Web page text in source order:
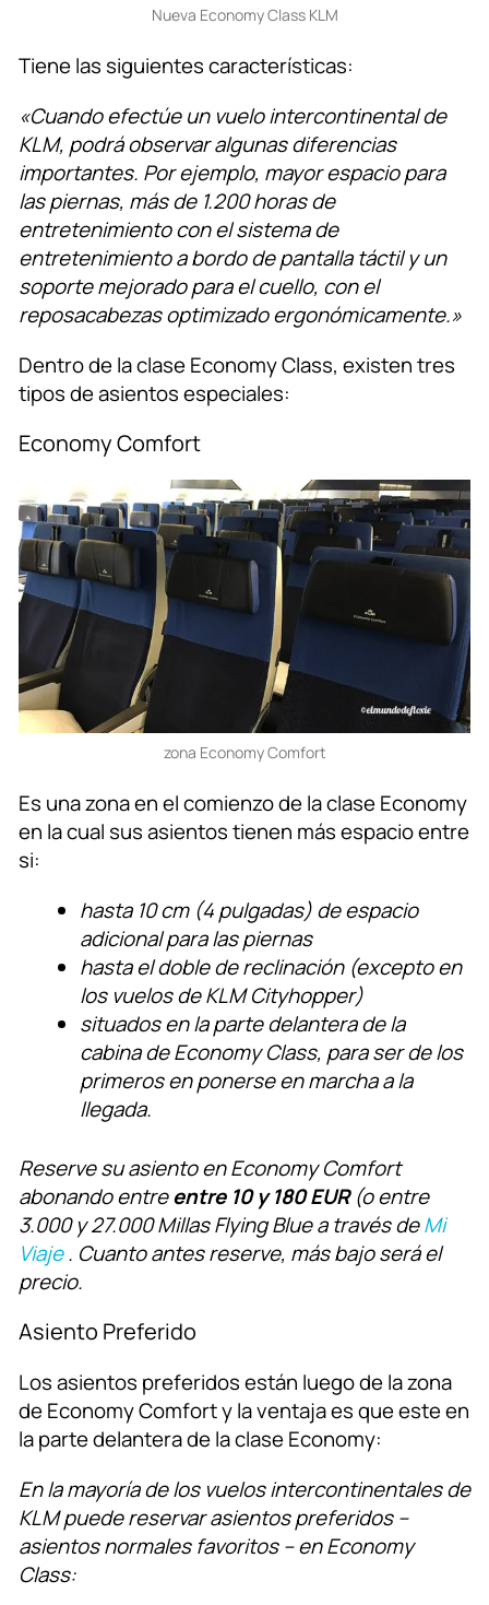
Nueva Economy Class KLM
Tiene las siguientes características:
«Cuando efectúe un vuelo intercontinental de
KLM, podrá observar algunas diferencias
importantes. Por ejemplo, mayor espacio para
las piernas, más de 1.200 horas de
entretenimiento con el sistema de
entretenimiento a bordo de pantalla táctil y un
soporte mejorado para el cuello, con el
reposacabezas optimizado ergonómicamente.»
Dentro de la clase Economy Class, existen tres
tipos de asientos especiales:
Economy Comfort
zona Economy Comfort
Es una zona en el comienzo de la clase Economy
en la cual sus asientos tienen más espacio entre
si:
hasta 10 cm (4 pulgadas) de espacio
adicional para las piernas
hasta el doble de reclinación (excepto en
los vuelos de KLM Cityhopper)
situados en la parte delantera de la
cabina de Economy Class, para ser de los
primeros en ponerse en marcha a la
llegada.
Reserve su asiento en Economy Comfort
abonando entreentre 10 y 180 EUR(o entre
3.000 y 27.000 Millas Flying Blue a través deMi
Viaje. Cuanto antes reserve, más bajo será el
precio.
Asiento Preferido
Los asientos preferidos están luego de la zona
de Economy Comfort y la ventaja es que este en
la parte delantera de la clase Economy:
En la mayoría de los vuelos intercontinentales de
KLM puede reservar asientos preferidos –
asientos normales favoritos – en Economy
Class: